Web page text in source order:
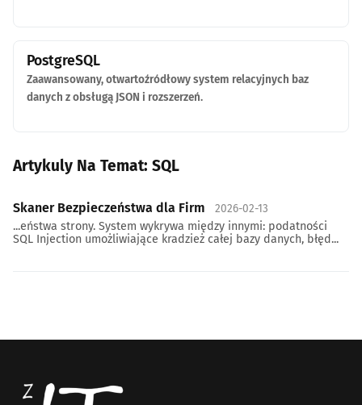
PostgreSQL
Zaawansowany, otwartoźródłowy system relacyjnych baz
danych z obsługą JSON i rozszerzeń.
Artykuly Na Temat: SQL
Skaner Bezpieczeństwa dla Firm
2026-02-13
...eństwa strony. System wykrywa między innymi: podatności
SQL Injection umożliwiające kradzież całej bazy danych, błęd...